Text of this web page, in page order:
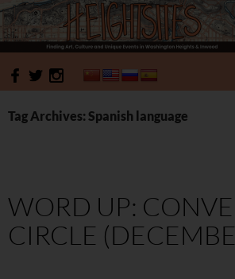
HeightSites
SKIP
CONTENT
Tag Archives: Spanish language
WORD UP:
CIRCLE